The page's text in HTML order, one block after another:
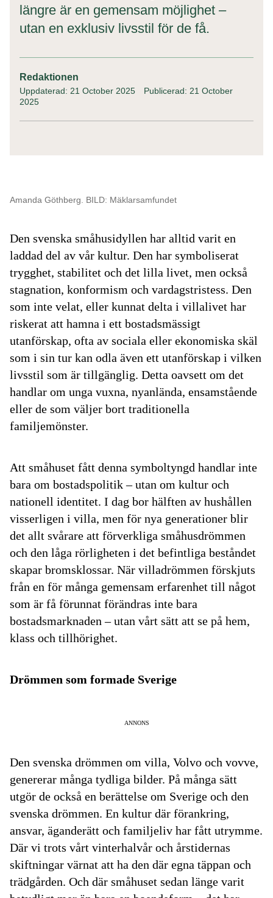
längre är en gemensam möjlighet –
utan en exklusiv livsstil för de få.
Redaktionen
Uppdaterad: 21 October 2025
Publicerad: 21 October
2025
Amanda Göthberg. BILD: Mäklarsamfundet
Den svenska småhusidyllen har alltid varit en
laddad del av vår kultur. Den har symboliserat
trygghet, stabilitet och det lilla livet, men också
stagnation, konformism och vardagstristess. Den
som inte velat, eller kunnat delta i villalivet har
riskerat att hamna i ett bostadsmässigt
utanförskap, ofta av sociala eller ekonomiska skäl
som i sin tur kan odla även ett utanförskap i vilken
livsstil som är tillgänglig. Detta oavsett om det
handlar om unga vuxna, nyanlända, ensamstående
eller de som väljer bort traditionella
familjemönster.
Att småhuset fått denna symboltyngd handlar inte
bara om bostadspolitik – utan om kultur och
nationell identitet. I dag bor hälften av hushållen
visserligen i villa, men för nya generationer blir
det allt svårare att förverkliga småhusdrömmen
och den låga rörligheten i det befintliga beståndet
skapar bromsklossar. När villadrömmen förskjuts
från en för många gemensam erfarenhet till något
som är få förunnat förändras inte bara
bostadsmarknaden – utan vårt sätt att se på hem,
klass och tillhörighet.
Drömmen som formade Sverige
ANNONS
Den svenska drömmen om villa, Volvo och vovve,
genererar många tydliga bilder. På många sätt
utgör de också en berättelse om Sverige och den
svenska drömmen. En kultur där förankring,
ansvar, äganderätt och familjeliv har fått utrymme.
Där vi trots vårt vinterhalvår och årstidernas
skiftningar värnat att ha den där egna täppan och
trädgården. Och där småhuset sedan länge varit